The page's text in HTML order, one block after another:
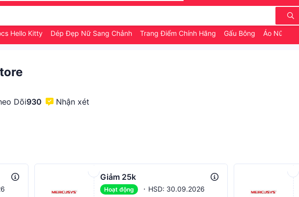
Hello Kitty Dép Đẹp Nữ Sang Chảnh Trang Điểm Chính Hãng Gấu Bông Áo Nữ
Dõi930 Nhận xét
Giảm 25k
Hoạt động · HSD: 30.09.2026